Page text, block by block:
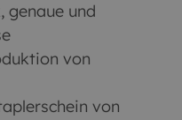
genaue und
von
von